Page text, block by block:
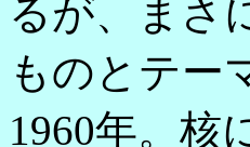
るが、まさ
ものとテー
1960年。核